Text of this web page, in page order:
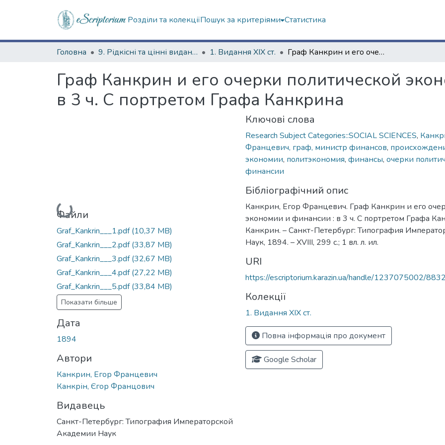
Розділи та колекціїПошук за критеріями Статистика
Головна 9. Рідкісні та цінні видання 1. Видання ХІХ ст. Граф Канкрин и его очерки политической экономии и финансии : в 3 ч. С портретом Графа Канкрина
Граф Канкрин и его очерки политической
в 3 ч. С портретом Графа Канкрина
Вантажиться...
Файли
Graf_Kankrin___1.pdf(10,37 MB)
Graf_Kankrin___2.pdf(33,87 MB)
Graf_Kankrin___3.pdf(32,67 MB)
Graf_Kankrin___4.pdf(27,22 MB)
Graf_Kankrin___5.pdf(33,84 MB)
Показати більше
Дата
1894
Автори
Канкрин, Егор Францевич
Канкрін, Єгор Францович
Видавець
Санкт-Петербург: Типография Императорской
Академии Наук
Ключові слова
Research Subject Categories::SOCIAL SCIENCES,
Францевич, граф, министр финансов,
экономии, политэкономия, финансы, очерки
финансии
Бібліографічний опис
Канкрин, Егор Францевич. Граф Канкрин и его
экономии и финансии : в 3 ч. С портретом Графа
Канкрин. – Санкт-Петербург: Типография
Наук, 1894. – ХVІІІ, 299 с.; 1 вл. л. ил.
URI
https://escriptorium.karazin.ua/handle/1237075002/8832
Колекції
1. Видання ХІХ ст.
Повна інформація про документ
Google Scholar